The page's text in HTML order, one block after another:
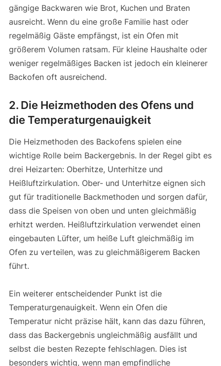
gängige Backwaren wie Brot, Kuchen und Braten
ausreicht. Wenn du eine große Familie hast oder
regelmäßig Gäste empfängst, ist ein Ofen mit
größerem Volumen ratsam. Für kleine Haushalte oder
weniger regelmäßiges Backen ist jedoch ein kleinerer
Backofen oft ausreichend.
2. Die Heizmethoden des Ofens und
die Temperaturgenauigkeit
Die Heizmethoden des Backofens spielen eine
wichtige Rolle beim Backergebnis. In der Regel gibt es
drei Heizarten: Oberhitze, Unterhitze und
Heißluftzirkulation. Ober- und Unterhitze eignen sich
gut für traditionelle Backmethoden und sorgen dafür,
dass die Speisen von oben und unten gleichmäßig
erhitzt werden. Heißluftzirkulation verwendet einen
eingebauten Lüfter, um heiße Luft gleichmäßig im
Ofen zu verteilen, was zu gleichmäßigerem Backen
führt.
Ein weiterer entscheidender Punkt ist die
Temperaturgenauigkeit. Wenn ein Ofen die
Temperatur nicht präzise hält, kann das dazu führen,
dass das Backergebnis ungleichmäßig ausfällt und
selbst die besten Rezepte fehlschlagen. Dies ist
besonders wichtig, wenn man empfindliche